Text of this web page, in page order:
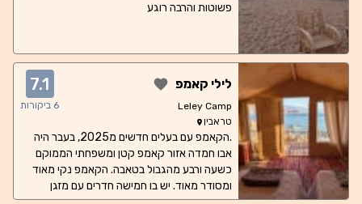
פשוטות והרבה רוגע
לילי קאמפ
Leley Camp
טראבין
7.1
6 ביקורות
.הקאמפ עם בעלים חדשים מ2025, בעבר היה
אבו חמדה אזור קאמפ קטן ומשפחתי הממוקם
כשעה ורבע מהגבול בטאבה. הקאמפ נקי מאוד
ומסודר מאוד. יש בו חמישה חדרים עם מזגן